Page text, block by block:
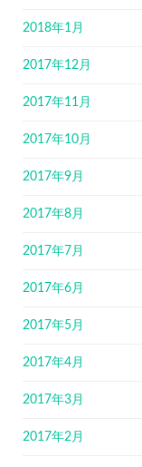
2018年1月
2017年12月
2017年11月
2017年10月
2017年9月
2017年8月
2017年7月
2017年6月
2017年5月
2017年4月
2017年3月
2017年2月